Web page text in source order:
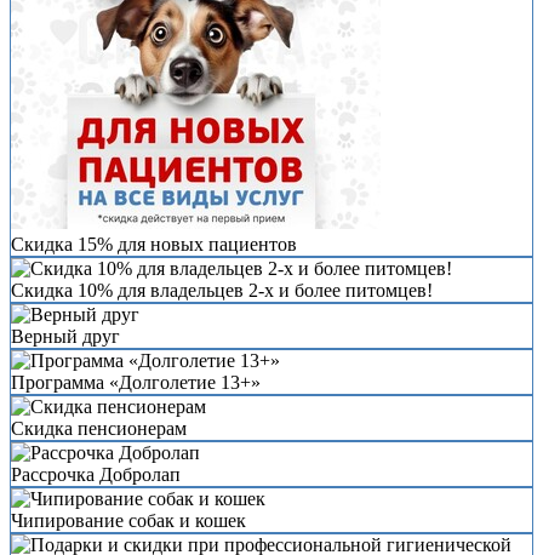
Скидка 15% для новых пациентов
Скидка 10% для владельцев 2-х и более питомцев!
Верный друг
Программа «Долголетие 13+»
Скидка пенсионерам
Рассрочка Добролап
Чипирование собак и кошек